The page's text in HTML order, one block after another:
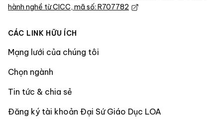
hành nghề từ CICC, mã số: R707782
CÁC LINK HỮU ÍCH
Mạng lưới của chúng tôi
Chọn ngành
Tin tức & chia sẻ
Đăng ký tài khoản Đại Sứ Giáo Dục LOA